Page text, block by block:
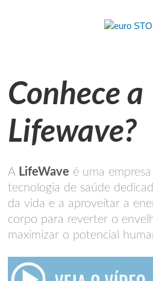
Conhece a
Lifewave?
A LifeWave é uma
tecnologia de saúde
da vida e a aproveitar a
corpo para reverter o
maximizar o potencial